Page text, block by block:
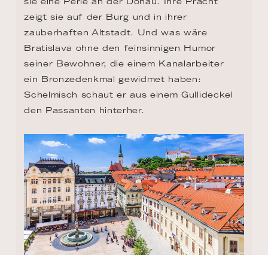
zeigt sie auf der Burg und in ihrer
zauberhaften Altstadt. Und was wäre
Bratislava ohne den feinsinnigen Humor
seiner Bewohner, die einem Kanalarbeiter
ein Bronzedenkmal gewidmet haben:
Schelmisch schaut er aus einem Gullideckel
den Passanten hinterher.